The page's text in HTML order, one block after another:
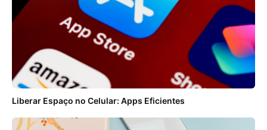
Liberar Espaço no Celular: Apps Eficientes